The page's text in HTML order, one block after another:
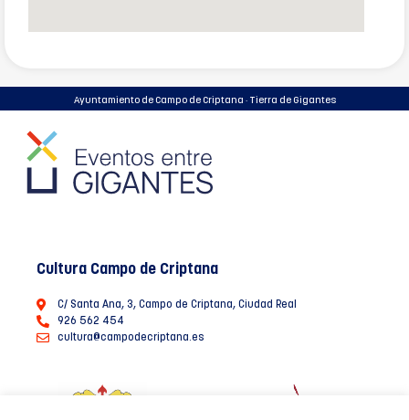
Ayuntamiento de Campo de Criptana · Tierra de Gigantes
Cultura Campo de Criptana
C/ Santa Ana, 3, Campo de Criptana, Ciudad Real
926 562 454
cultura@campodecriptana.es